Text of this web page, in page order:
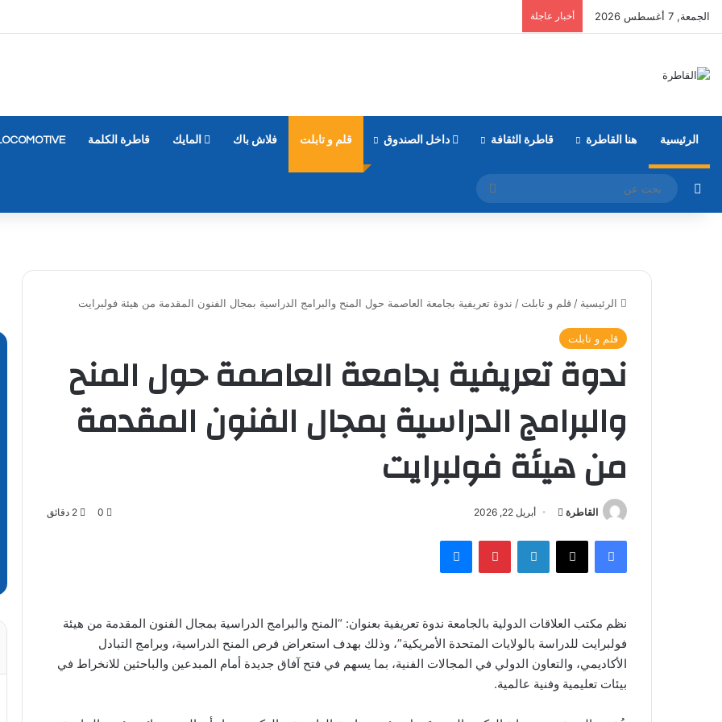
الجمعة, 7 أغسطس 2026 أخبار عاجلة
الرئيسية هنا القاطرة قاطرة الثقافة داخل الصندوق قلم و تابلت فلاش باك المايك قاطرة الكلمة
مقال عشوائي
بحث
عن
الرئيسية / قلم و تابلت / ندوة تعريفية بجامعة العاصمة حول المنح والبرامج الدراسية بمجال الفنون المقدمة من هيئة فولبرايت
قلم و تابلت
ندوة تعريفية بجامعة العاصمة حول المنح
والبرامج الدراسية بمجال الفنون المقدمة
من هيئة فولبرايت
القاطرة
أرسل
إلكترونيا
أبريل 22, 2026 0
فيسبوك ‫X لينكدإن بينتيريستماسنجر
نظم مكتب العلاقات الدولية بالجامعة ندوة تعريفية بعنوان: “المنح والبرامج الدراسية بمجال الفنون المقدمة من هيئة
فولبرايت للدراسة بالولايات المتحدة الأمريكية”، وذلك بهدف استعراض فرص المنح الدراسية، وبرامج التبادل
الأكاديمي، والتعاون الدولي في المجالات الفنية، بما يسهم في فتح آفاق جديدة أمام المبدعين والباحثين للانخراط في
بيئات تعليمية وفنية عالمية.